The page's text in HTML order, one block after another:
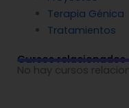
Terapia Génica
Tratamientos
Cursos relacionados
No hay cursos